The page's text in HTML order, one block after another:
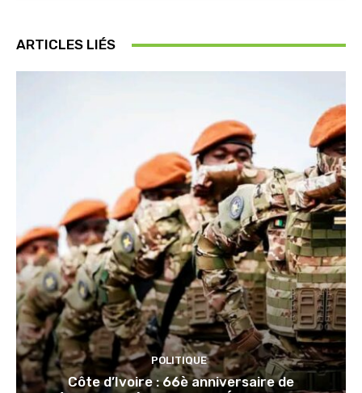
ARTICLES LIÉS
POLITIQUE
Côte d’Ivoire : 66è anniversaire de